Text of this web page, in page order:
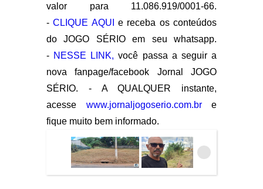
valor para 11.086.919/0001-66.
-CLIQUE AQUI
e receba os conteúdos
do JOGO SÉRIO em seu whatsapp.
- NESSE LINK, você passa a seguir a
nova fanpage/facebook Jornal JOGO
SÉRIO. - A QUALQUER instante,
acesse www.jornaljogoserio.com.bre
fique muito bem informado.